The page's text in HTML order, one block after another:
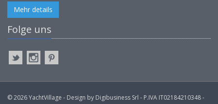
Mehr details
Folge uns
© 2026 YachtVillage - Design by Digibusiness Srl - P.IVA IT02184210348 -